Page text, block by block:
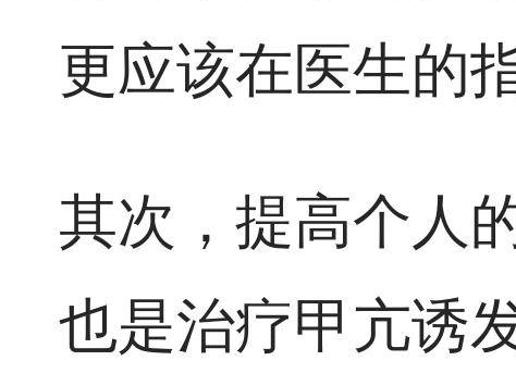
更应该在医生的
其次，提高个人
也是治疗甲亢诱